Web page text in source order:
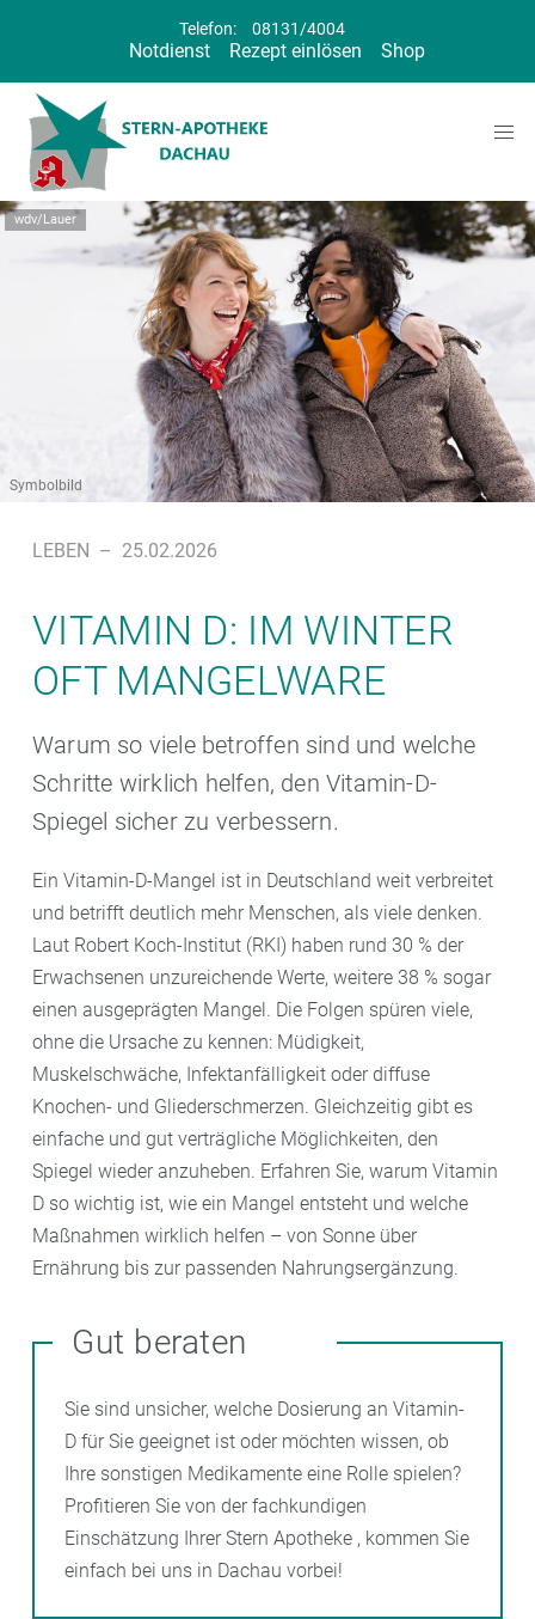
Telefon: 08131/4004
Notdienst Rezept einlösen Shop
wdv/Lauer
Symbolbild
LEBEN – 25.02.2026
VITAMIN D: IM WINTER
OFT MANGELWARE
Warum so viele betroffen sind und welche
Schritte wirklich helfen, den Vitamin-D-
Spiegel sicher zu verbessern.
Ein Vitamin-D-Mangel ist in Deutschland weit verbreitet
und betrifft deutlich mehr Menschen, als viele denken.
Laut Robert Koch-Institut (RKI) haben rund 30 % der
Erwachsenen unzureichende Werte, weitere 38 % sogar
einen ausgeprägten Mangel. Die Folgen spüren viele,
ohne die Ursache zu kennen: Müdigkeit,
Muskelschwäche, Infektanfälligkeit oder diffuse
Knochen- und Gliederschmerzen. Gleichzeitig gibt es
einfache und gut verträgliche Möglichkeiten, den
Spiegel wieder anzuheben. Erfahren Sie, warum Vitamin
D so wichtig ist, wie ein Mangel entsteht und welche
Maßnahmen wirklich helfen – von Sonne über
Ernährung bis zur passenden Nahrungsergänzung.
Gut beraten
Sie sind unsicher, welche Dosierung an Vitamin-
D für Sie geeignet ist oder möchten wissen, ob
Ihre sonstigen Medikamente eine Rolle spielen?
Profitieren Sie von der fachkundigen
Einschätzung Ihrer Stern Apotheke , kommen Sie
einfach bei uns in Dachau vorbei!